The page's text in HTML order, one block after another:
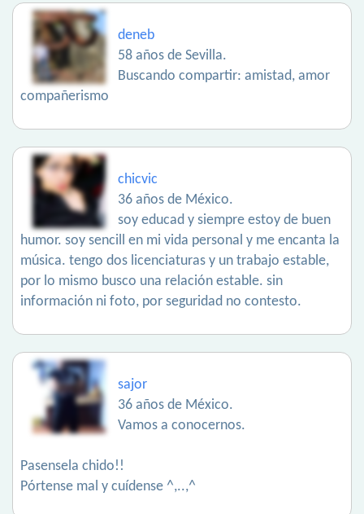
deneb
58 años de Sevilla.
Buscando compartir: amistad, amor
compañerismo
chicvic
36 años de México.
soy educad y siempre estoy de buen
humor. soy sencill en mi vida personal y me encanta la
música. tengo dos licenciaturas y un trabajo estable,
por lo mismo busco una relación estable. sin
información ni foto, por seguridad no contesto.
sajor
36 años de México.
Vamos a conocernos.
Pasensela chido!!
Pórtense mal y cuídense ^,..,^